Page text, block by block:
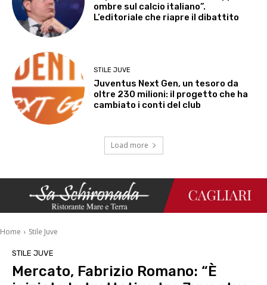
ombre sul calcio italiano”.
L’editoriale che riapre il dibattito
STILE JUVE
Juventus Next Gen, un tesoro da
oltre 230 milioni: il progetto che ha
cambiato i conti del club
Load more